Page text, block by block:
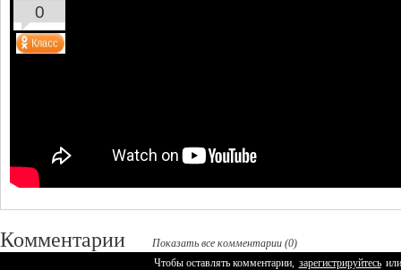
Комментарии
Показать все комментарии (0)
Чтобы оставлять комментарии, зарегистрируйтесь или
0